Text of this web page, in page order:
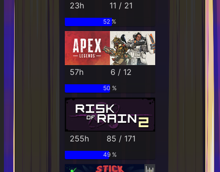
23h 11 / 21
52 %
57h 6 / 12
50 %
255h 85 / 171
49 %